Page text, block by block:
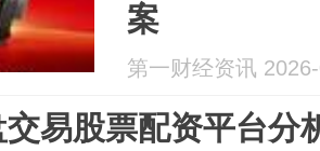
案
第一财经资讯
易股票配资平台分